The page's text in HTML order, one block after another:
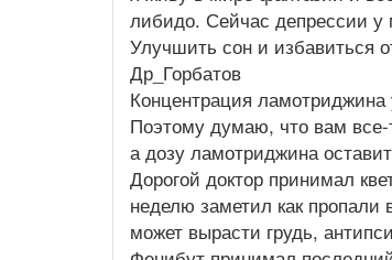
либидо. Сейчас депрессии у
Улучшить сон и избавиться
Др_Горбатов
Концентрация ламотриджина
Поэтому думаю, что вам все-
а дозу ламотриджина
Дорогой доктор принимал
неделю заметил как
может вырасти грудь,